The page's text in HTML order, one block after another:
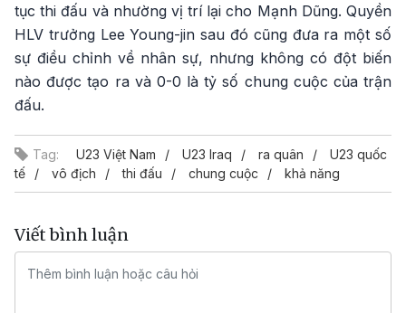
tục thi đấu và nhường vị trí lại cho Mạnh Dũng. Quyền
HLV trưởng Lee Young-jin sau đó cũng đưa ra một số
sự điều chỉnh về nhân sự, nhưng không có đột biến
nào được tạo ra và 0-0 là tỷ số chung cuộc của trận
đấu.
Tag: U23 Việt Nam U23 Iraq ra quân
U23 quốc
tế
vô địch thi đấu chung cuộc khả năng
Viết bình luận